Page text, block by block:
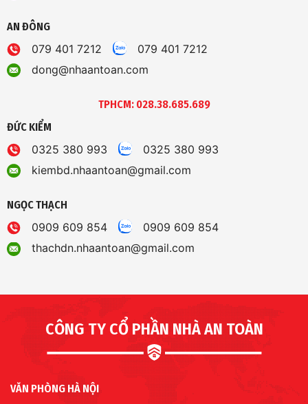
AN ĐÔNG
079 401 7212
079 401 7212
dong@nhaantoan.com
TPHCM: 028.38.685.689
ĐỨC KIỂM
0325 380 993
0325 380 993
kiembd.nhaantoan@gmail.com
NGỌC THẠCH
0909 609 854
0909 609 854
thachdn.nhaantoan@gmail.com
CÔNG TY CỔ PHẦN NHÀ AN TOÀN
VĂN PHÒNG HÀ NỘI